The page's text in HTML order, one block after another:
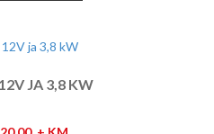
JA 3,8 KW